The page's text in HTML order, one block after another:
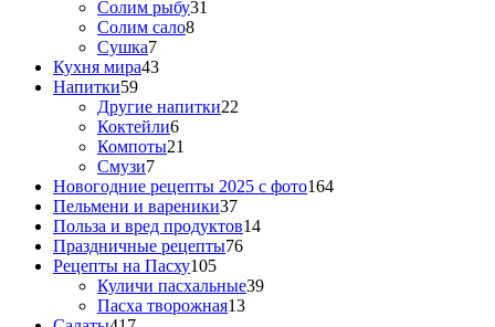
Солим рыбу31
Солим сало8
Сушка7
Кухня мира43
Напитки59
Другие напитки22
Коктейли6
Компоты21
Смузи7
Новогодние рецепты 2025 с фото164
Пельмени и вареники37
Польза и вред продуктов14
Праздничные рецепты76
Рецепты на Пасху105
Куличи пасхальные39
Пасха творожная13